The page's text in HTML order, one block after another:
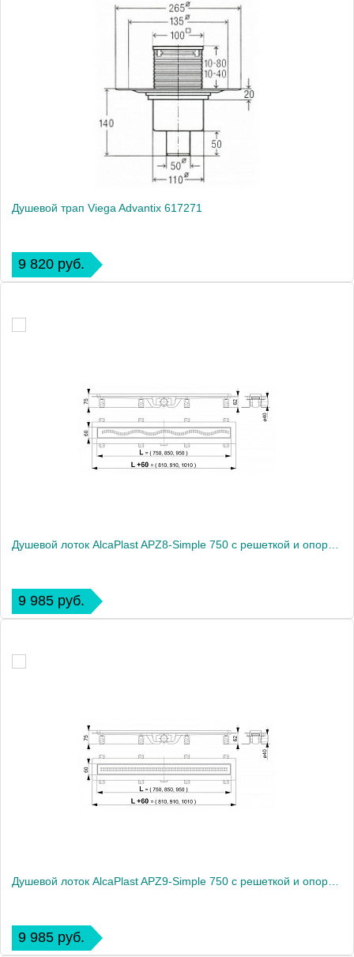
Душевой трап Viega Advantix 617271
9 820 руб.
9 985 руб.
9 985 руб.